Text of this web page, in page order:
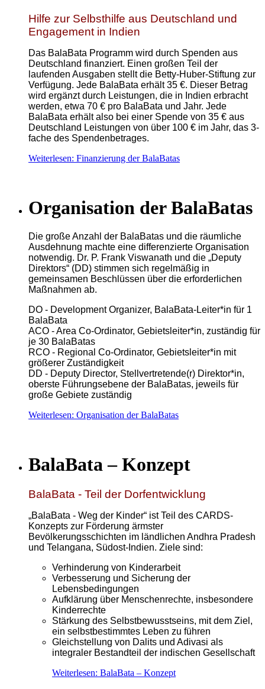
Hilfe zur Selbsthilfe aus Deutschland und
Engagement in Indien
Das BalaBata Programm wird durch Spenden aus
Deutschland finanziert. Einen großen Teil der
laufenden Ausgaben stellt die Betty-Huber-Stiftung zur
Verfügung. Jede BalaBata erhält 35 €. Dieser Betrag
wird ergänzt durch Leistungen, die in Indien erbracht
werden, etwa 70 € pro BalaBata und Jahr. Jede
BalaBata erhält also bei einer Spende von 35 € aus
Deutschland Leistungen von über 100 € im Jahr, das 3-
fache des Spendenbetrages.
Weiterlesen: Finanzierung der BalaBatas
Organisation der BalaBatas
Die große Anzahl der BalaBatas und die räumliche
Ausdehnung machte eine differenzierte Organisation
notwendig. Dr. P. Frank Viswanath und die „Deputy
Direktors“ (DD) stimmen sich regelmäßig in
gemeinsamen Beschlüssen über die erforderlichen
Maßnahmen ab.
DO - Development Organizer, BalaBata-Leiter*in für 1
BalaBata
ACO - Area Co-Ordinator, Gebietsleiter*in, zuständig für
je 30 BalaBatas
RCO - Regional Co-Ordinator, Gebietsleiter*in mit
größerer Zuständigkeit
DD - Deputy Director, Stellvertretende(r) Direktor*in,
oberste Führungsebene der BalaBatas, jeweils für
große Gebiete zuständig
Weiterlesen: Organisation der BalaBatas
BalaBata – Konzept
BalaBata - Teil der Dorfentwicklung
„BalaBata - Weg der Kinder“ ist Teil des CARDS-
Konzepts zur Förderung ärmster
Bevölkerungsschichten im ländlichen Andhra Pradesh
und Telangana, Südost-Indien. Ziele sind:
Verhinderung von Kinderarbeit
Verbesserung und Sicherung der
Lebensbedingungen
Aufklärung über Menschenrechte, insbesondere
Kinderrechte
Stärkung des Selbstbewusstseins, mit dem Ziel,
ein selbstbestimmtes Leben zu führen
Gleichstellung von Dalits und Adivasi als
integraler Bestandteil der indischen Gesellschaft
Weiterlesen: BalaBata – Konzept